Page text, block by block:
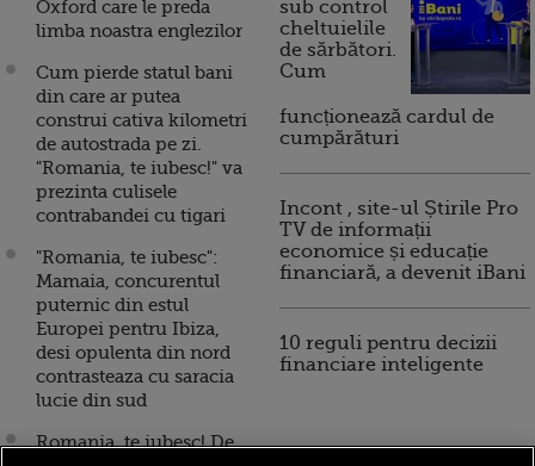
Oxford care le preda
limba noastra englezilor
Cum pierde statul bani
din care ar putea
construi cativa kilometri
de autostrada pe zi.
"Romania, te iubesc!" va
prezinta culisele
contrabandei cu tigari
"Romania, te iubesc":
Mamaia, concurentul
puternic din estul
Europei pentru Ibiza,
desi opulenta din nord
contrasteaza cu saracia
lucie din sud
Romania, te iubesc! De
sub control
cheltuielile
de sărbători.
Cum
funcționează cardul de
cumpărături
Incont , site-ul Știrile Pro
TV de informații
economice și educație
financiară, a devenit iBani
10 reguli pentru decizii
financiare inteligente